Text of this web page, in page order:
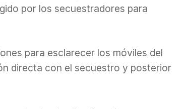
por los secuestradores para
para esclarecer los móviles del
directa con el secuestro y posterior